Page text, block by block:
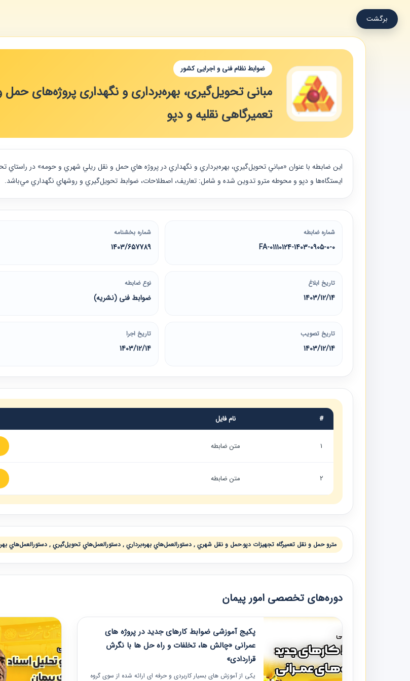
برگشت
ضوابط نظام فنی و اجرایی کشور
مبانی تحویل‌گیری، بهره‌برداری و نگهداری پروژه‌های
تعمیرگاهی نقلیه و دپو
اين ضابطه با عنوان «مباني تحويل‌گيري، بهره‌برداري و نگهداري در پروژه هاي حمل و نقل ريلي شهري و حومه» در راستاي
ايستگاه‌ها و دپو و محوطه مترو تدوين شده و شامل: تعاريف، اصطلاحات، ضوابط تحويل‌گيري و روشهاي نگهداري مي‌باشد.
شماره ضابطه
01110124-1403-0905-0-0-FA
شماره بخشنامه
1403/657789
تاریخ ابلاغ
1403/12/14
نوع ضابطه
ضوابط فنی (نشریه)
تاریخ تصویب
1403/12/14
تاریخ اجرا
1403/12/14
# نام فایل
1 متن ضابطه
2 متن ضابطه
مترو حمل و نقل تعميرگاه تجهيزات دپو.حمل و نقل شهري , دستورالعمل‌هاي بهره‌برداري , دستورالعمل‌هاي تحويل‌گيري , دستورالعمل‌هاي
دوره‌های تخصصی امور پیمان
پکیج آموزشی ضوابط کارهای جدید در پروژه های
عمرانی «چالش ها، تخلفات و راه حل ها با نگرش
قراردادی»
یکی از آموزش‏‏‏‏‏‏ های بسیار کاربردی و حرفه‏ ای ارائه شده از سوی گروه